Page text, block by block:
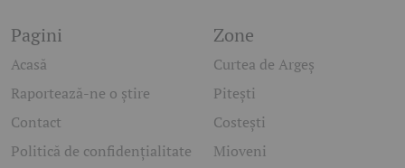
Pagini
Acasă
Raportează-ne o știre
Contact
Politică de confidențialitate
Zone
Curtea de Argeș
Pitești
Costești
Mioveni